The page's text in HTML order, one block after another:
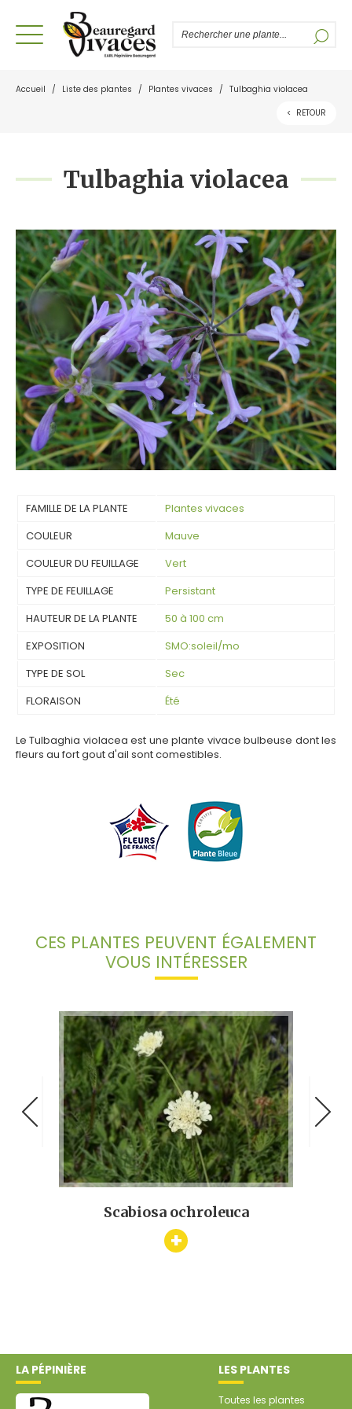
Accueil / Liste des plantes / Plantes vivaces / Tulbaghia violacea
< RETOUR
Tulbaghia violacea
FAMILLE DE LA PLANTE
Plantes vivaces
COULEUR
Mauve
COULEUR DU FEUILLAGE
Vert
TYPE DE FEUILLAGE
Persistant
HAUTEUR DE LA PLANTE
50 à 100 cm
EXPOSITION
SMO:soleil/mo
TYPE DE SOL
Sec
FLORAISON
Été
Le Tulbaghia violacea est une plante vivace bulbeuse dont les
fleurs au fort gout d'ail sont comestibles.
CES PLANTES PEUVENT ÉGALEMENT
VOUS INTÉRESSER
Scabiosa ochroleuca
+
LA PÉPINIÈRE LES PLANTES
Toutes les plantes